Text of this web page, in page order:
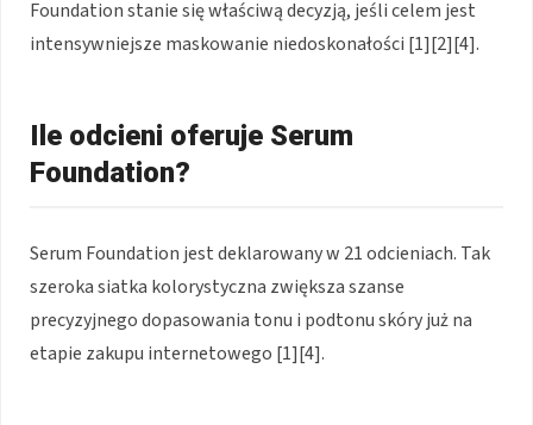
Foundation stanie się właściwą decyzją, jeśli celem jest
intensywniejsze maskowanie niedoskonałości [1][2][4].
Ile odcieni oferuje Serum
Foundation?
Serum Foundation jest deklarowany w 21 odcieniach. Tak
szeroka siatka kolorystyczna zwiększa szanse
precyzyjnego dopasowania tonu i podtonu skóry już na
etapie zakupu internetowego [1][4].